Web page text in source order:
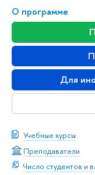
О программе
Для
Учебные курсы
Преподаватели
Число студентов и